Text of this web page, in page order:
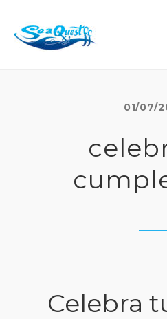
01/07/
Celebra